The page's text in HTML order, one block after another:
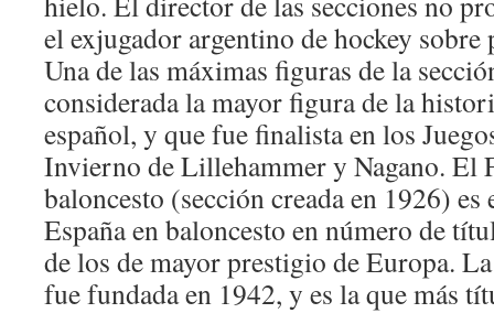
el exjugador argentino de hockey sobre
Una de las máximas figuras de la
considerada la mayor figura de la
español, y que fue finalista en los
Invierno de Lillehammer y Nagano. El
baloncesto (sección creada en 1926)
España en baloncesto en número de
de los de mayor prestigio de Europa.
fue fundada en 1942, y es la que más